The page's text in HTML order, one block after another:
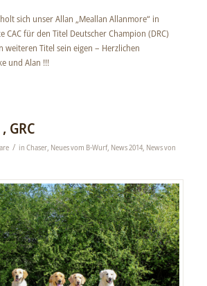
sich unser Allan „Meallan Allanmore“ in
CAC für den Titel Deutscher Champion (DRC)
weiteren Titel sein eigen – Herzlichen
und Alan !!!
GRC
/ in Chaser, Neues vom B-Wurf, News 2014, News von